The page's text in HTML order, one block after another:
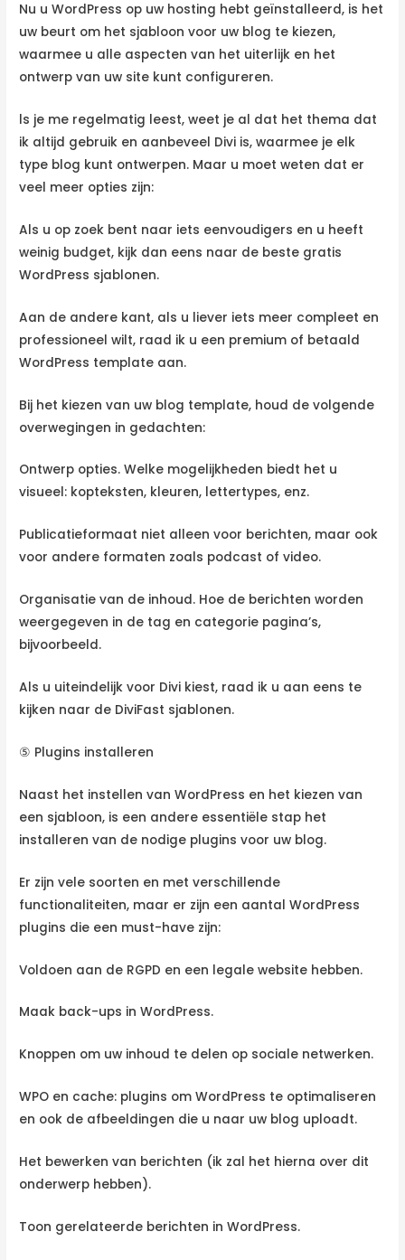
Nu u WordPress op uw hosting hebt geïnstalleerd, is het
uw beurt om het sjabloon voor uw blog te kiezen,
waarmee u alle aspecten van het uiterlijk en het
ontwerp van uw site kunt configureren.
ls je me regelmatig leest, weet je al dat het thema dat
ik altijd gebruik en aanbeveel Divi is, waarmee je elk
type blog kunt ontwerpen. Maar u moet weten dat er
veel meer opties zijn:
Als u op zoek bent naar iets eenvoudigers en u heeft
weinig budget, kijk dan eens naar de beste gratis
WordPress sjablonen.
Aan de andere kant, als u liever iets meer compleet en
professioneel wilt, raad ik u een premium of betaald
WordPress template aan.
Bij het kiezen van uw blog template, houd de volgende
overwegingen in gedachten:
Ontwerp opties. Welke mogelijkheden biedt het u
visueel: kopteksten, kleuren, lettertypes, enz.
Publicatieformaat niet alleen voor berichten, maar ook
voor andere formaten zoals podcast of video.
Organisatie van de inhoud. Hoe de berichten worden
weergegeven in de tag en categorie pagina’s,
bijvoorbeeld.
Als u uiteindelijk voor Divi kiest, raad ik u aan eens te
kijken naar de DiviFast sjablonen.
⑤ Plugins installeren
Naast het instellen van WordPress en het kiezen van
een sjabloon, is een andere essentiële stap het
installeren van de nodige plugins voor uw blog.
Er zijn vele soorten en met verschillende
functionaliteiten, maar er zijn een aantal WordPress
plugins die een must-have zijn:
Voldoen aan de RGPD en een legale website hebben.
Maak back-ups in WordPress.
Knoppen om uw inhoud te delen op sociale netwerken.
WPO en cache: plugins om WordPress te optimaliseren
en ook de afbeeldingen die u naar uw blog uploadt.
Het bewerken van berichten (ik zal het hierna over dit
onderwerp hebben).
Toon gerelateerde berichten in WordPress.